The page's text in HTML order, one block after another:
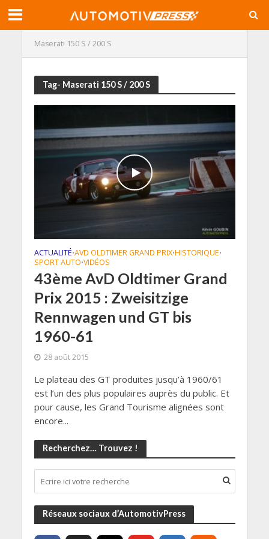
Maserati 150 S / 200 S
Tag- Maserati 150 S / 200 S
ACTUALITÉ•AVD OLDTIMER GRAND PRIX•HISTORIQUE•
SPORT AUTO•VIDÉOS
43ème AvD Oldtimer Grand
Prix 2015 : Zweisitzige
Rennwagen und GT bis
1960-61
28 août 2015
Le plateau des GT produites jusqu’à 1960/61
est l’un des plus populaires auprès du public. Et
pour cause, les Grand Tourisme alignées sont
encore...
Recherchez… Trouvez !
Réseaux sociaux d’AutomotivPress